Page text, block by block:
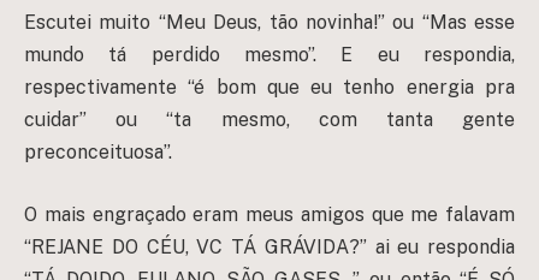
Escutei muito “Meu Deus, tão novinha!” ou “Mas esse
mundo tá perdido mesmo”. E eu respondia,
respectivamente “é bom que eu tenho energia pra
cuidar” ou “ta mesmo, com tanta gente
preconceituosa”.
O mais engraçado eram meus amigos que me falavam
“REJANE DO CÉU, VC TÁ GRÁVIDA?” ai eu respondia